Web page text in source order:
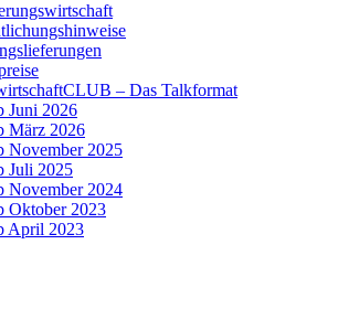
– Das Talkformat
Juni 2026
März 2026
November 2025
Juli 2025
November 2024
Oktober 2023
April 2023